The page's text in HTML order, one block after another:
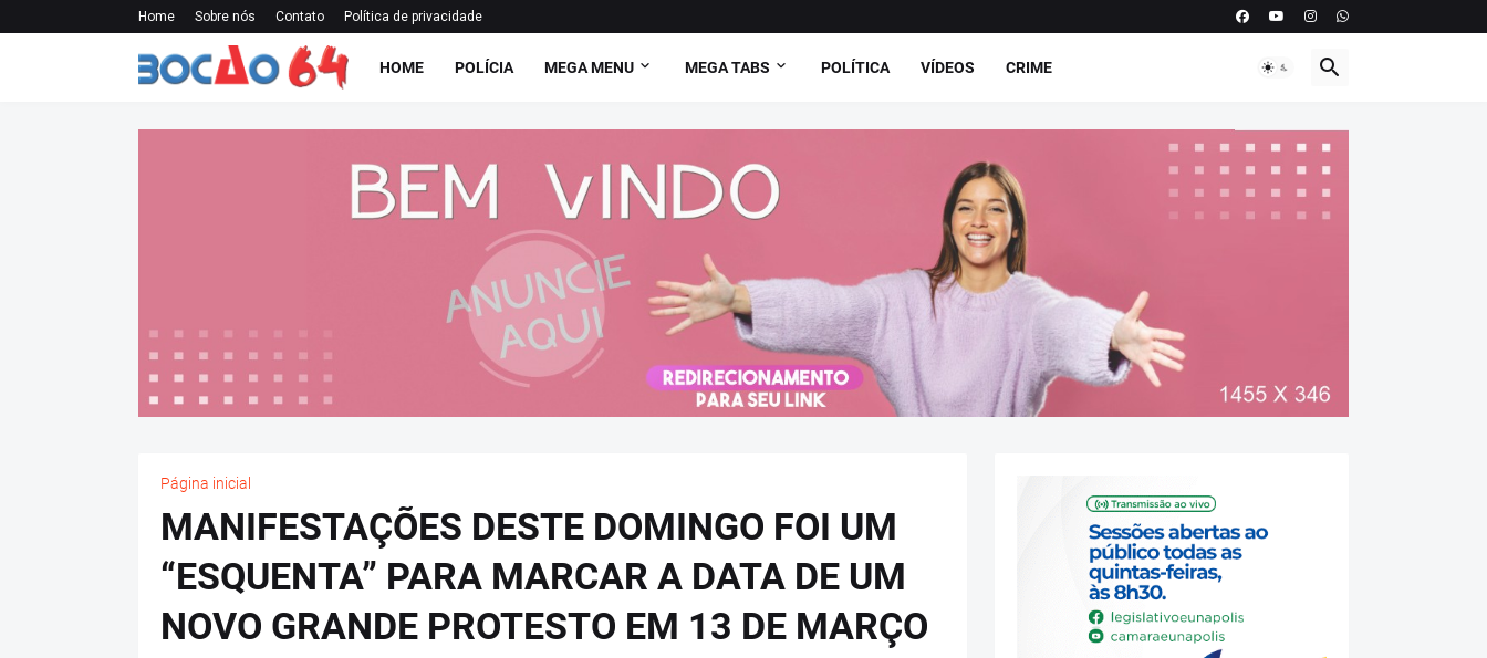
Home Sobre nós Contato Política de privacidade
HOME POLÍCIA MEGA MENU MEGA TABS POLÍTICA VÍDEOS CRIME
Página inicial
MANIFESTAÇÕES DESTE DOMINGO FOI UM
“ESQUENTA” PARA MARCAR A DATA DE UM
NOVO GRANDE PROTESTO EM 13 DE MARÇO